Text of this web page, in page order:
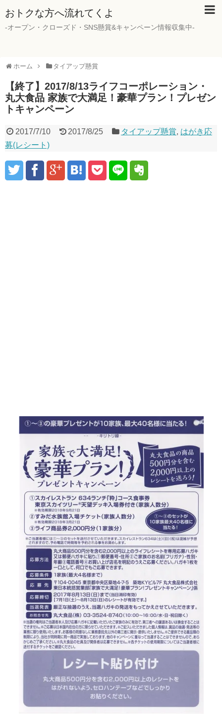
おトクな方へ流れてくよ
-オープン・クローズド・SNS懸賞&キャンペーン情報収集中-
ホーム タイアップ懸賞
【終了】2017/8/13ライフコーポレーション・
丸大食品 家族で大満足！豪華プラン！プレゼン
トキャンペーン
2017/7/10 2017/8/25 タイアップ懸賞, はがき応
募(レシート)